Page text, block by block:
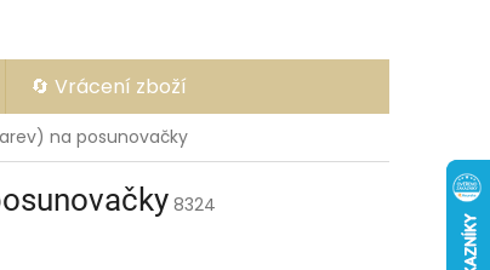
🔄 Vrácení zboží
na posunovačky
8324